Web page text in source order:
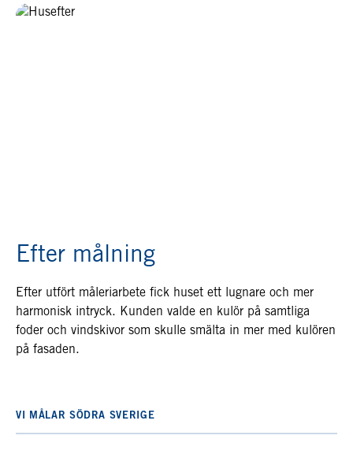
Efter målning
Efter utfört måleriarbete fick huset ett lugnare och mer
harmonisk intryck. Kunden valde en kulör på samtliga
foder och vindskivor som skulle smälta in mer med kulören
på fasaden.
VI MÅLAR SÖDRA SVERIGE